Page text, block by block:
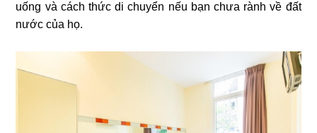
uống và cách thức di chuyển nếu bạn chưa rành về đất
nước của họ.